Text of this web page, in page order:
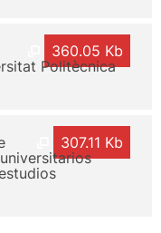
360.05 Kb
Politècnica
307.11 Kb